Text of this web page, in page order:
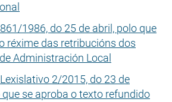
1986, do 25 de abril, polo que
réxime das retribucións dos
Administración Local
2/2015, do 23 de
se aproba o texto refundido